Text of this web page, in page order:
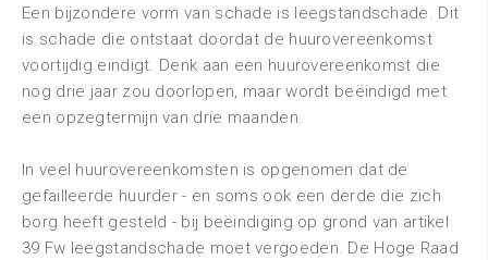
Een bijzondere vorm van schade is leegstandschade. Dit
is schade die ontstaat doordat de huurovereenkomst
voortijdig eindigt. Denk aan een huurovereenkomst die
nog drie jaar zou doorlopen, maar wordt beëindigd met
een opzegtermijn van drie maanden.
In veel huurovereenkomsten is opgenomen dat de
gefailleerde huurder - en soms ook een derde die zich
borg heeft gesteld - bij beëindiging op grond van artikel
39 Fw leegstandschade moet vergoeden. De Hoge Raad